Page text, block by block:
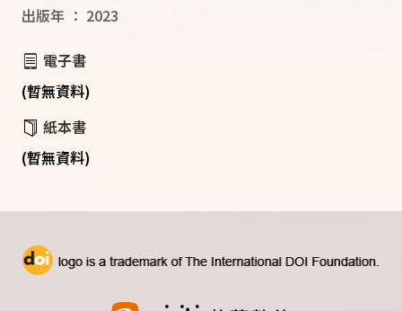
出版年 ： 2023
電子書
(暫無資料)
紙本書
(暫無資料)